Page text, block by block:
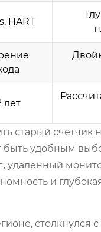
HART
лет
старый
удобным
и
столкнулся